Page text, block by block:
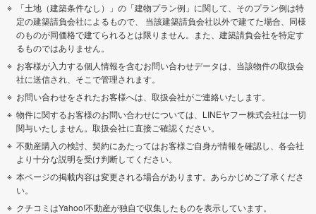
「土地（建築条件なし）」の「建物プラン例」に関して、そのプラン例は特
定の建築請負会社によるもので、 当該建築請負会社以外で建てた場合、同様
のものが同価格で建てられるとは限りません。また、建築請負会社を特定す
るものではありません。
お客様が入力する個人情報を含むお問い合わせデータは、当該物件の取扱会
社に送信され、そこで管理されます。
お問い合わせをされたお客様へは、取扱会社がご連絡いたします。
物件に関するお客様のお問い合わせについては、LINEヤフー株式会社は一切
関与いたしません。取扱会社に直接ご確認ください。
不動産購入の検討、契約にあたってはお客様ご自身が情報を確認し、各会社
より十分な説明を受け判断してください。
本ページの掲載内容は変更される場合があります。あらかじめご了承くださ
い。
クチコミはYahoo!不動産が独自で収集したものを表示しています。